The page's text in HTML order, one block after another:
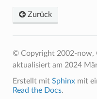
Zurück
© Copyright 2002-now,
aktualisiert am 2024
Erstellt mit Sphinxmit
Read the Docs.